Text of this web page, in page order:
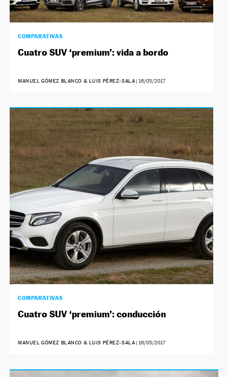
COMPARATIVAS
Cuatro SUV ‘premium’: vida a bordo
MANUEL GÓMEZ BLANCO & LUIS PÉREZ-SALA | 16/05/2017
COMPARATIVAS
Cuatro SUV ‘premium’: conducción
MANUEL GÓMEZ BLANCO & LUIS PÉREZ-SALA |16/05/2017